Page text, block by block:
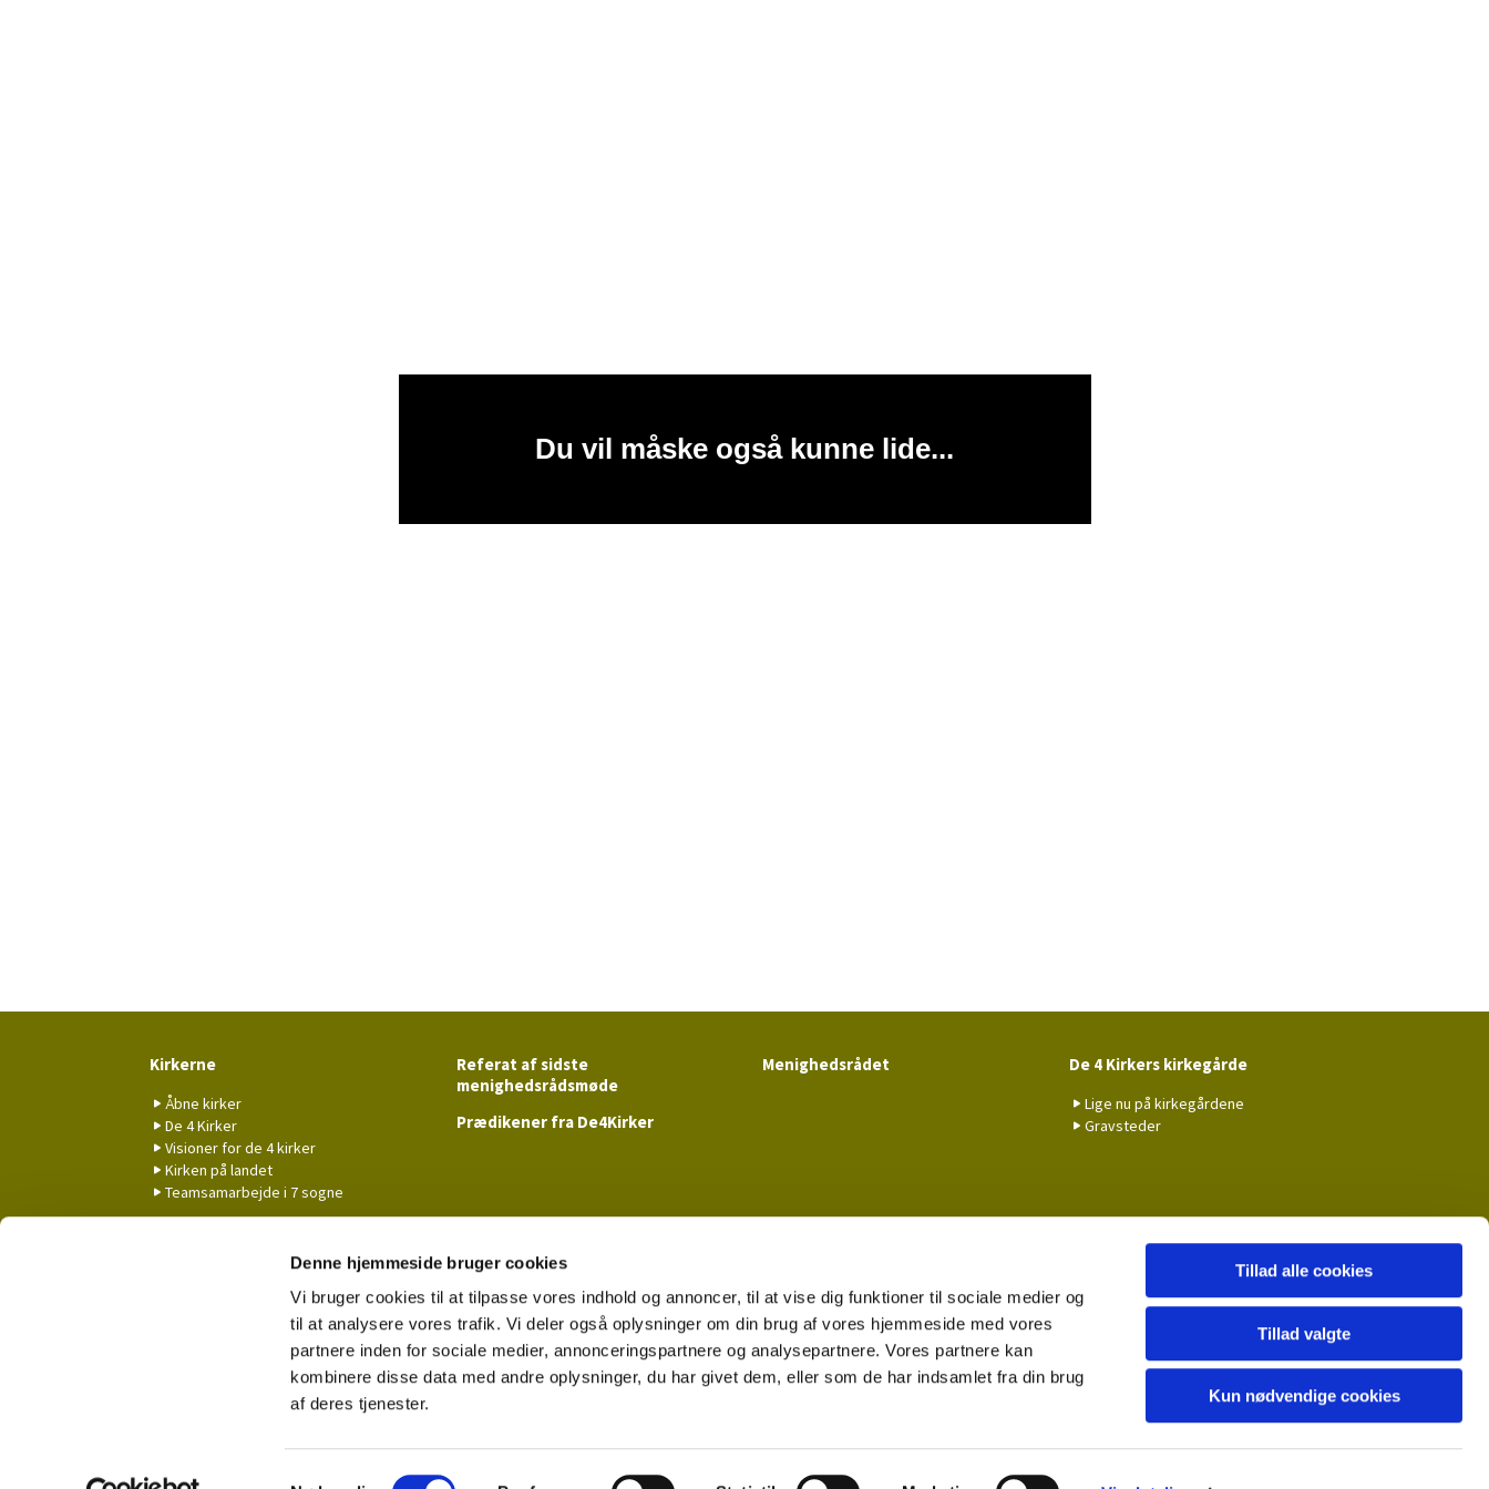
Denne hjemmeside bruger cookies
Vi bruger cookies til at tilpasse vores indhold og annoncer, til at vise dig funktioner til sociale medier og
til at analysere vores trafik. Vi deler også oplysninger om din brug af vores hjemmeside med vores
partnere inden for sociale medier, annonceringspartnere og analysepartnere. Vores partnere kan
kombinere disse data med andre oplysninger, du har givet dem, eller som de har indsamlet fra din brug
af deres tjenester.
Tillad alle cookies
Tillad valgte
Kun nødvendige cookies
Du vil måske også kunne lide...
Kirkerne
Åbne kirker
De 4 Kirker
Visioner for de 4 kirker
Kirken på landet
Teamsamarbejde i 7 sogne
Referat af sidste
menighedsrådsmøde
Prædikener fra De4Kirker
Menighedsrådet De 4 Kirkers kirkegårde
Lige nu på kirkegårdene
Gravsteder
Tilgængelighedserklæring